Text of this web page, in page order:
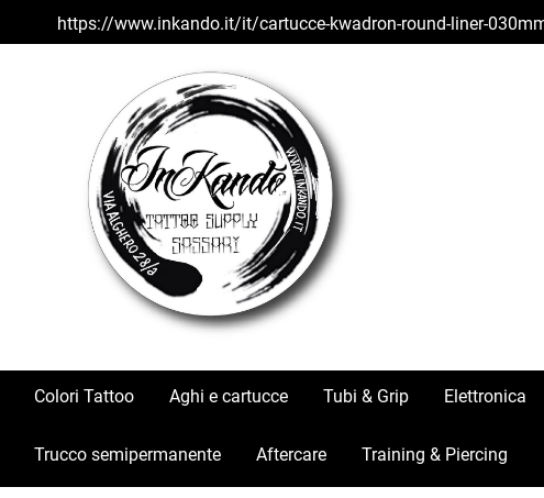
https://www.inkando.it/it/cartucce-kwadron-round-liner-
Colori Tattoo Aghi e cartucce Tubi & Grip Elettronica
Trucco semipermanente Aftercare Training & Piercing